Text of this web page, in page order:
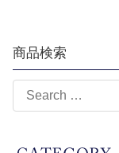
商品検索